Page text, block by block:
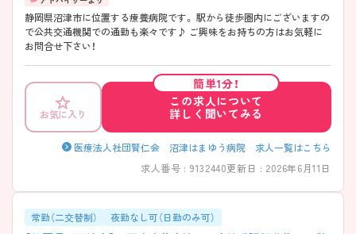
静岡県沼津市に位置する療養病院です。 駅から徒歩圏内にございますの
で公共交通機関での通勤も楽々です♪ ご興味をお持ちの方はお気軽に
お問合せ下さい！
お気に入り
簡単1分！
この求人について
詳しく聞いてみる
医療法人社団賢仁会 沼津はまゆう病院 求人一覧はこちら
求人番号 : 9132440更新日 : 2026年6月11日
常勤（二交替制） 夜勤なし可（日勤のみ可）